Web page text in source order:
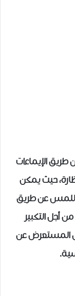
الإيماءات
حيث يمكن
اللمس عن طريق
أجل التكبير
المستعرض عن